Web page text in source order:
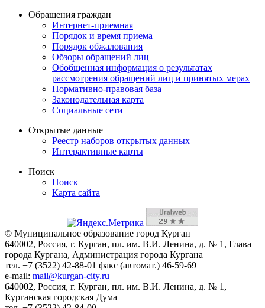
Обращения граждан
Интернет-приемная
Порядок и время приема
Порядок обжалования
Обзоры обращений лиц
Обобщенная информация о результатах
рассмотрения обращений лиц и принятых мерах
Нормативно-правовая база
Законодательная карта
Социальные сети
Открытые данные
Реестр наборов открытых данных
Интерактивные карты
Поиск
Поиск
Карта сайта
© Муниципальное образование город Курган
640002, Россия, г. Курган, пл. им. В.И. Ленина, д. № 1, Глава
города Кургана, Администрация города Кургана
тел. +7 (3522) 42-88-01 факс (автомат.) 46-59-69
e-mail: mail@kurgan-city.ru
640002, Россия, г. Курган, пл. им. В.И. Ленина, д. № 1,
Курганская городская Дума